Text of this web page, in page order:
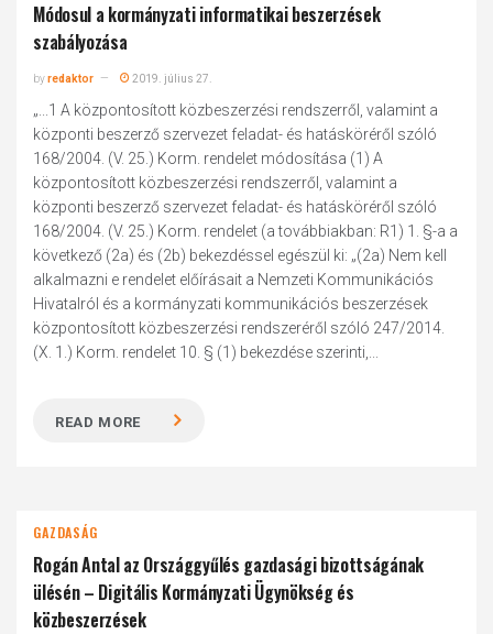
Módosul a kormányzati informatikai beszerzések
szabályozása
byredaktor 2019. július 27.
„...1 A központosított közbeszerzési rendszerről, valamint a
központi beszerző szervezet feladat- és hatásköréről szóló
168/2004. (V. 25.) Korm. rendelet módosítása (1) A
központosított közbeszerzési rendszerről, valamint a
központi beszerző szervezet feladat- és hatásköréről szóló
168/2004. (V. 25.) Korm. rendelet (a továbbiakban: R1) 1. §-a a
következő (2a) és (2b) bekezdéssel egészül ki: „(2a) Nem kell
alkalmazni e rendelet előírásait a Nemzeti Kommunikációs
Hivatalról és a kormányzati kommunikációs beszerzések
központosított közbeszerzési rendszeréről szóló 247/2014.
(X. 1.) Korm. rendelet 10. § (1) bekezdése szerinti,...
READ MORE
GAZDASÁG
Rogán Antal az Országgyűlés gazdasági bizottságának
ülésén – Digitális Kormányzati Ügynökség és
közbeszerzések